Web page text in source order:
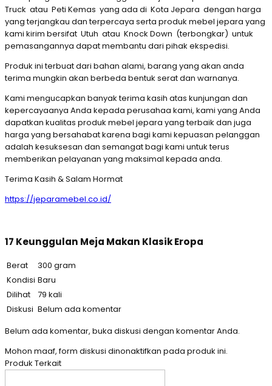
Truck atau Peti Kemas yang ada di Kota Jepara dengan harga
yang terjangkau dan terpercaya serta produk mebel jepara yang
kami kirim bersifat Utuh atau Knock Down (terbongkar) untuk
pemasangannya dapat membantu dari pihak ekspedisi.
Produk ini terbuat dari bahan alami, barang yang akan anda
terima mungkin akan berbeda bentuk serat dan warnanya.
Kami mengucapkan banyak terima kasih atas kunjungan dan
kepercayaanya Anda kepada perusahaa kami, kami yang Anda
dapatkan kualitas produk mebel jepara yang terbaik dan juga
harga yang bersahabat karena bagi kami kepuasan pelanggan
adalah kesuksesan dan semangat bagi kami untuk terus
memberikan pelayanan yang maksimal kepada anda.
Terima Kasih & Salam Hormat
https://jeparamebel.co.id/
17 Keunggulan Meja Makan Klasik Eropa
Berat
300 gram
Kondisi Baru
Dilihat
79 kali
Diskusi Belum ada komentar
Belum ada komentar, buka diskusi dengan komentar Anda.
Mohon maaf, form diskusi dinonaktifkan pada produk ini.
Produk Terkait